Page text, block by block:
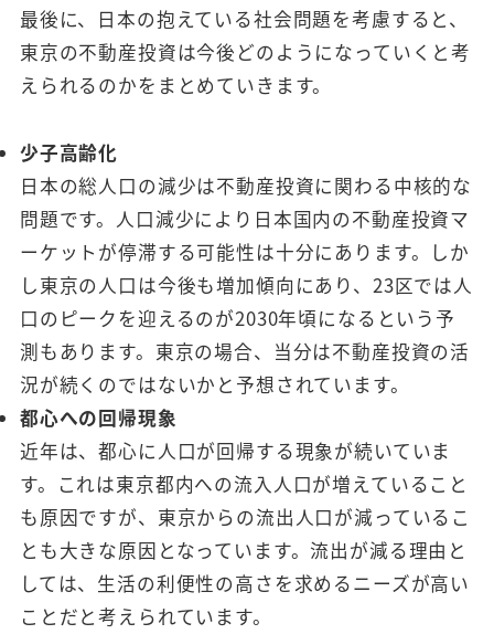
最後に、日本の抱えている社会問題を考慮すると、
東京の不動産投資は今後どのようになっていくと考
えられるのかをまとめていきます。
少子高齢化
日本の総人口の減少は不動産投資に関わる中核的な
問題です。人口減少により日本国内の不動産投資マ
ーケットが停滞する可能性は十分にあります。しか
し東京の人口は今後も増加傾向にあり、23区では人
口のピークを迎えるのが2030年頃になるという予
測もあります。東京の場合、当分は不動産投資の活
況が続くのではないかと予想されています。
都心への回帰現象
近年は、都心に人口が回帰する現象が続いていま
す。これは東京都内への流入人口が増えていること
も原因ですが、東京からの流出人口が減っているこ
とも大きな原因となっています。流出が減る理由と
しては、生活の利便性の高さを求めるニーズが高い
ことだと考えられています。